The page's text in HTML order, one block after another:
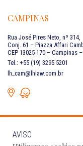
CAMPINAS
Rua José Pires Neto, nº 314,
Conj. 61 – Piazza Affari
CEP 13025-170 – Campinas
Tel.: +55 (19) 3295 5201
lh_cam@lhlaw.com.br
FALE CONOSCO
AVISO